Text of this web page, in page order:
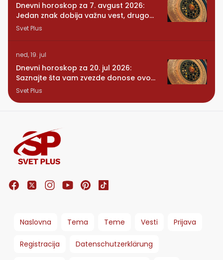
Dnevni horoskop za 7. avgust 2026:
Jedan znak dobija važnu vest, drugom
se vraća osoba iz prošlosti
Svet Plus
ned, 19. jul
Dnevni horoskop za 20. jul 2026:
Saznajte šta vam zvezde donose ovog
ponedeljka
Svet Plus
Naslovna Tema Teme Vesti Prijava
Registracija Datenschutzerklärung